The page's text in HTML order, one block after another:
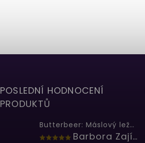
POSLEDNÍ HODNOCENÍ
PRODUKTŮ
Butterbeer: Máslový ležák
Barbora Zajícová